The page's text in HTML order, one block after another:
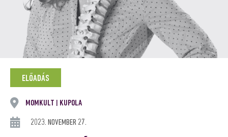
ELŐADÁS
MOMKULT KUPOLA
2023. NOVEMBER 27.